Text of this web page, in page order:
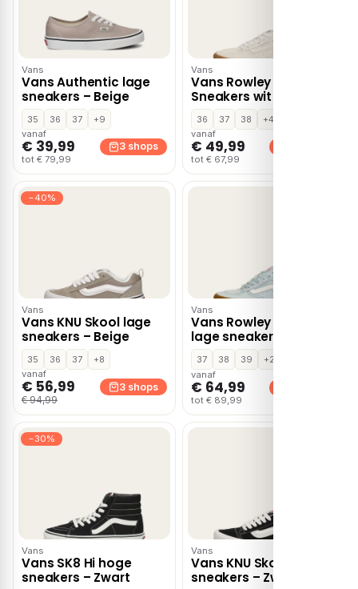
Vans
Vans Authentic lage
sneakers – Beige
35 36 37
+9
vanaf
€ 39,99
tot € 79,99
3 shops
Vans
Vans Rowley Classic
Sneakers wit Suède
36 37 38
+4
vanaf
€ 49,99
tot € 67,99
−40%
Vans
Vans KNU Skool lage
sneakers – Beige
35 36 37
+8
vanaf
€ 56,99
€ 94,99
3 shops
Vans
Vans Rowley Classic
lage sneakers – Blauw
37 38 39
+2
vanaf
€ 64,99
tot € 89,99
−30%
Vans
Vans SK8 Hi hoge
sneakers – Zwart
Vans
Vans KNU Skool lage
sneakers – Zwart